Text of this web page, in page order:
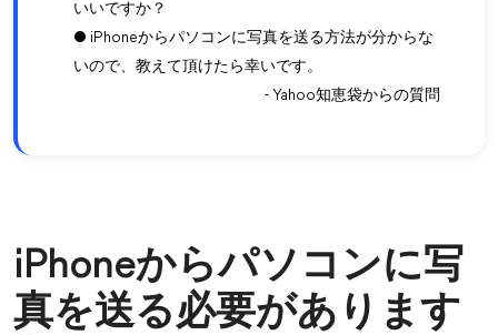
いいですか？
● iPhoneからパソコンに写真を送る方法が分からな
いので、教えて頂けたら幸いです。
- Yahoo知恵袋からの質問
iPhoneからパソコンに写
真を送る必要があります